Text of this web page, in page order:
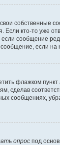
собственные
Если кто-то уже
сообщение
если на
флажком пункт
сделав
сообщениях,
опрос под